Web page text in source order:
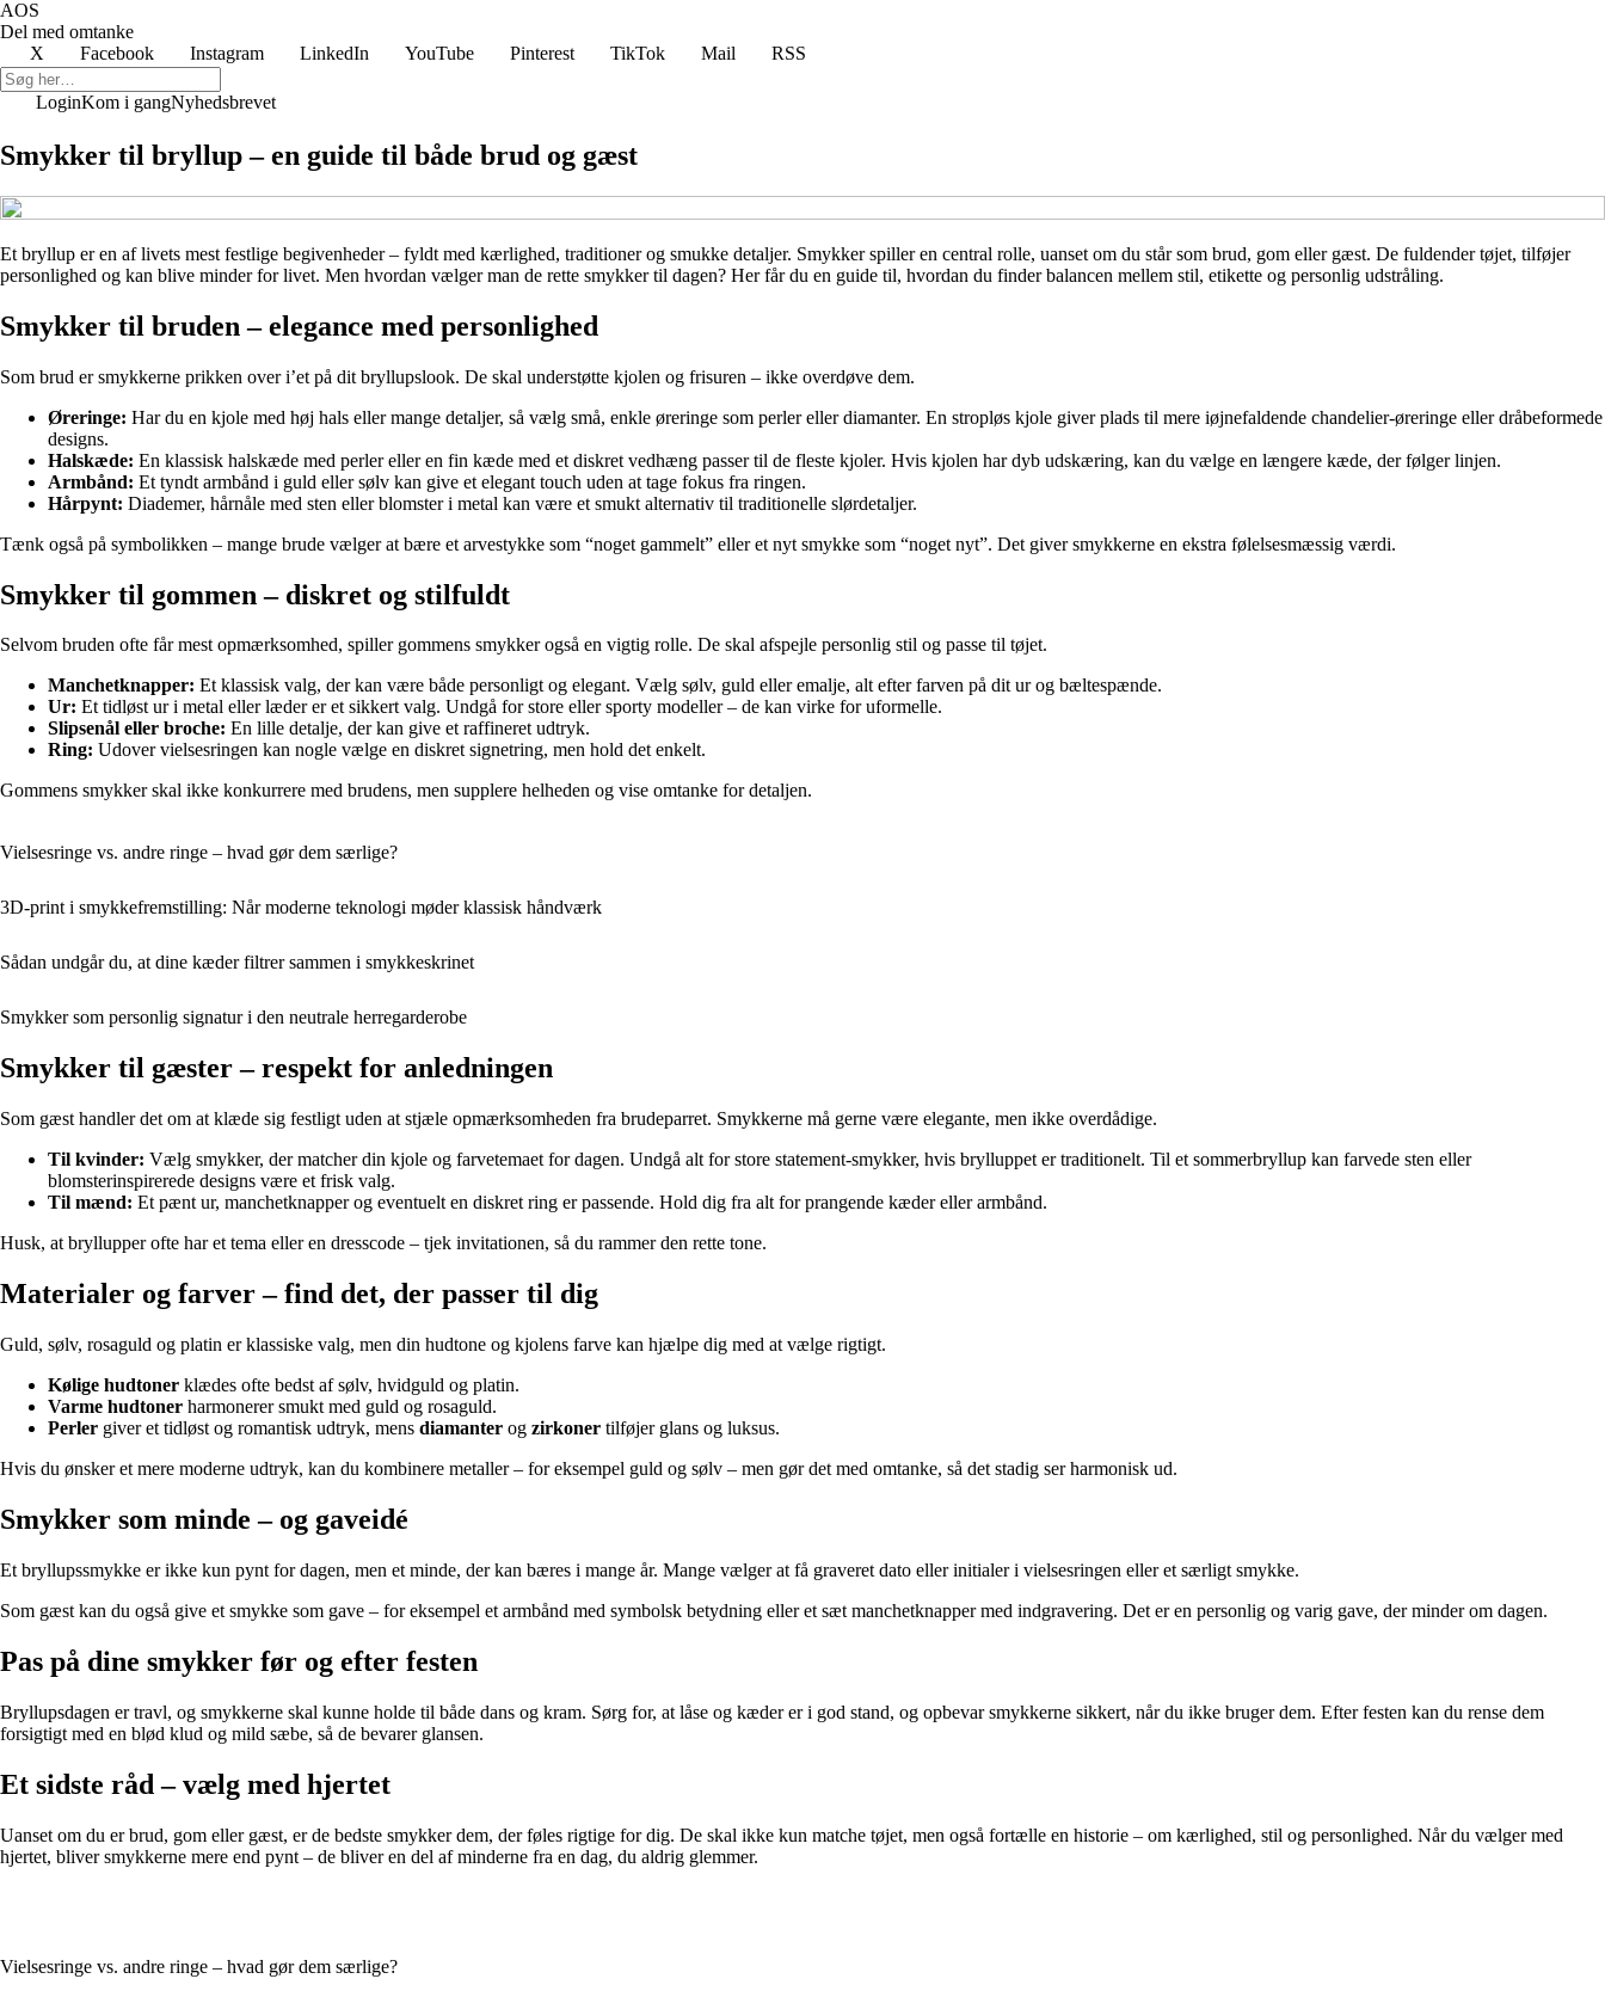
AOS
Del med omtanke
X
Facebook Instagram LinkedIn YouTube Pinterest TikTok Mail RSS
LoginKom i gangNyhedsbrevet
Smykker til bryllup – en guide til både brud og gæst
Et bryllup er en af livets mest festlige begivenheder – fyldt med kærlighed, traditioner og smukke detaljer. Smykker spiller en central rolle, uanset om du står som brud, gom eller gæst. De fuldender tøjet, tilføjer
personlighed og kan blive minder for livet. Men hvordan vælger man de rette smykker til dagen? Her får du en guide til, hvordan du finder balancen mellem stil, etikette og personlig udstråling.
Smykker til bruden – elegance med personlighed
Som brud er smykkerne prikken over i’et på dit bryllupslook. De skal understøtte kjolen og frisuren – ikke overdøve dem.
Øreringe: Har du en kjole med høj hals eller mange detaljer, så vælg små, enkle øreringe som perler eller diamanter. En stropløs kjole giver plads til mere iøjnefaldende chandelier-øreringe eller dråbeformede
designs.
Halskæde: En klassisk halskæde med perler eller en fin kæde med et diskret vedhæng passer til de fleste kjoler. Hvis kjolen har dyb udskæring, kan du vælge en længere kæde, der følger linjen.
Armbånd: Et tyndt armbånd i guld eller sølv kan give et elegant touch uden at tage fokus fra ringen.
Hårpynt: Diademer, hårnåle med sten eller blomster i metal kan være et smukt alternativ til traditionelle slørdetaljer.
Tænk også på symbolikken – mange brude vælger at bære et arvestykke som “noget gammelt” eller et nyt smykke som “noget nyt”. Det giver smykkerne en ekstra følelsesmæssig værdi.
Smykker til gommen – diskret og stilfuldt
Selvom bruden ofte får mest opmærksomhed, spiller gommens smykker også en vigtig rolle. De skal afspejle personlig stil og passe til tøjet.
Manchetknapper: Et klassisk valg, der kan være både personligt og elegant. Vælg sølv, guld eller emalje, alt efter farven på dit ur og bæltespænde.
Ur: Et tidløst ur i metal eller læder er et sikkert valg. Undgå for store eller sporty modeller – de kan virke for uformelle.
Slipsenål eller broche: En lille detalje, der kan give et raffineret udtryk.
Ring: Udover vielsesringen kan nogle vælge en diskret signetring, men hold det enkelt.
Gommens smykker skal ikke konkurrere med brudens, men supplere helheden og vise omtanke for detaljen.
Vielsesringe vs. andre ringe – hvad gør dem særlige?
3D-print i smykkefremstilling: Når moderne teknologi møder klassisk håndværk
Sådan undgår du, at dine kæder filtrer sammen i smykkeskrinet
Smykker som personlig signatur i den neutrale herregarderobe
Smykker til gæster – respekt for anledningen
Som gæst handler det om at klæde sig festligt uden at stjæle opmærksomheden fra brudeparret. Smykkerne må gerne være elegante, men ikke overdådige.
Til kvinder: Vælg smykker, der matcher din kjole og farvetemaet for dagen. Undgå alt for store statement-smykker, hvis brylluppet er traditionelt. Til et sommerbryllup kan farvede sten eller
blomsterinspirerede designs være et frisk valg.
Til mænd: Et pænt ur, manchetknapper og eventuelt en diskret ring er passende. Hold dig fra alt for prangende kæder eller armbånd.
Husk, at bryllupper ofte har et tema eller en dresscode – tjek invitationen, så du rammer den rette tone.
Materialer og farver – find det, der passer til dig
Guld, sølv, rosaguld og platin er klassiske valg, men din hudtone og kjolens farve kan hjælpe dig med at vælge rigtigt.
Kølige hudtoner klædes ofte bedst af sølv, hvidguld og platin.
Varme hudtoner harmonerer smukt med guld og rosaguld.
Perler giver et tidløst og romantisk udtryk, mens diamanter og zirkoner tilføjer glans og luksus.
Hvis du ønsker et mere moderne udtryk, kan du kombinere metaller – for eksempel guld og sølv – men gør det med omtanke, så det stadig ser harmonisk ud.
Smykker som minde – og gaveidé
Et bryllupssmykke er ikke kun pynt for dagen, men et minde, der kan bæres i mange år. Mange vælger at få graveret dato eller initialer i vielsesringen eller et særligt smykke.
Som gæst kan du også give et smykke som gave – for eksempel et armbånd med symbolsk betydning eller et sæt manchetknapper med indgravering. Det er en personlig og varig gave, der minder om dagen.
Pas på dine smykker før og efter festen
Bryllupsdagen er travl, og smykkerne skal kunne holde til både dans og kram. Sørg for, at låse og kæder er i god stand, og opbevar smykkerne sikkert, når du ikke bruger dem. Efter festen kan du rense dem
forsigtigt med en blød klud og mild sæbe, så de bevarer glansen.
Et sidste råd – vælg med hjertet
Uanset om du er brud, gom eller gæst, er de bedste smykker dem, der føles rigtige for dig. De skal ikke kun matche tøjet, men også fortælle en historie – om kærlighed, stil og personlighed. Når du vælger med
hjertet, bliver smykkerne mere end pynt – de bliver en del af minderne fra en dag, du aldrig glemmer.
Vielsesringe vs. andre ringe – hvad gør dem særlige?